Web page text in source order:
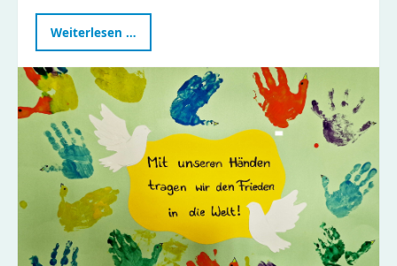
Weiterlesen …
verschenken:
Gutscheine
fürs
Kreativzentrum
Chemnitz
jetzt
sichern